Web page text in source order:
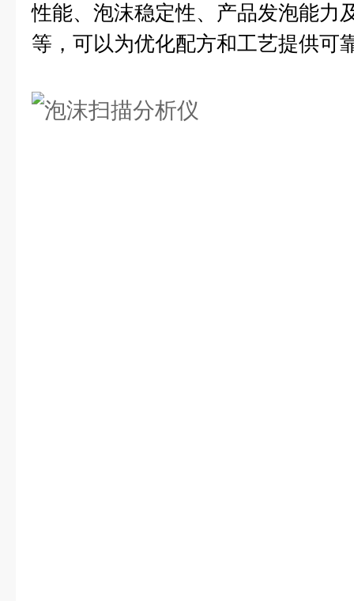
性能、泡沫稳定性、产品发泡能力
等，可以为优化配方和工艺提供可